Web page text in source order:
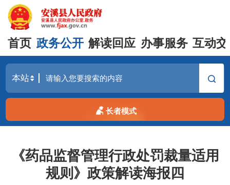
首页 政务公开 解读回应 办事服务 互动
长者模式
《药品监督管理行政处罚裁量适用
规则》政策解读海报四